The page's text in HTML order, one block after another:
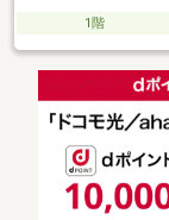
1階